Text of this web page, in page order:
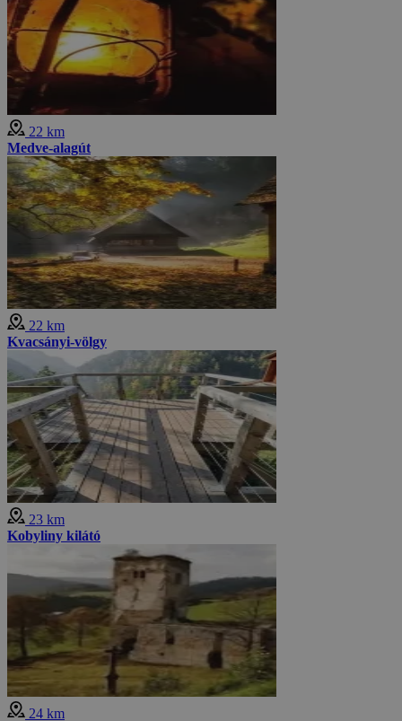
22 km
Medve-alagút
22 km
Kvacsányi-völgy
23 km
Kobyliny kilátó
24 km